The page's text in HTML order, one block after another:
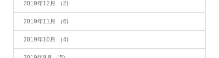
2019年12月 （2)
2019年11月 （6)
2019年10月 （4)